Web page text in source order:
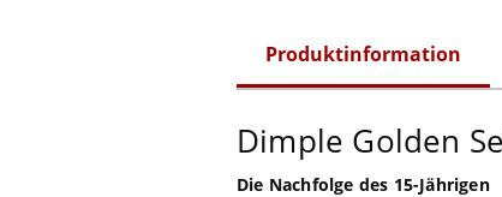
Produktinformation
Dimple Golden
Die Nachfolge des 15-Jährigen